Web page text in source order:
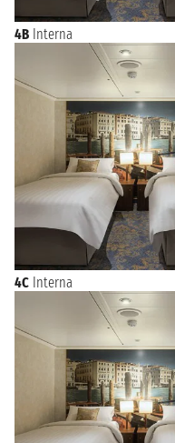
4B Interna
4C Interna